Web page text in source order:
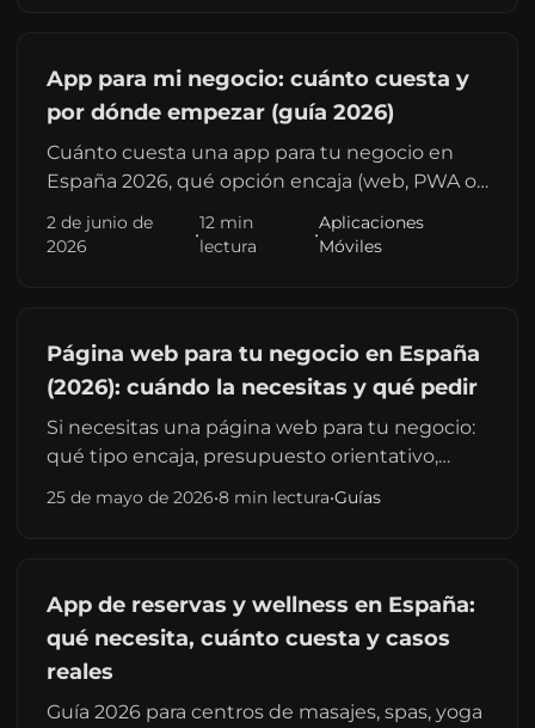
App para mi negocio: cuánto cuesta y
por dónde empezar (guía 2026)
Cuánto cuesta una app para tu negocio en
España 2026, qué opción encaja (web, PWA o
app) y los 5 pasos concretos para pedir
presupuesto sin tirar el dinero.
2 de junio de
2026
•
12 min
lectura
•
Aplicaciones
Móviles
Página web para tu negocio en España
(2026): cuándo la necesitas y qué pedir
Si necesitas una página web para tu negocio:
qué tipo encaja, presupuesto orientativo,
checklist antes de firmar y enlaces a guías por
ciudad y contratación freelance.
25 de mayo de 2026•8 min lectura•Guías
App de reservas y wellness en España:
qué necesita, cuánto cuesta y casos
reales
Guía 2026 para centros de masajes, spas, yoga